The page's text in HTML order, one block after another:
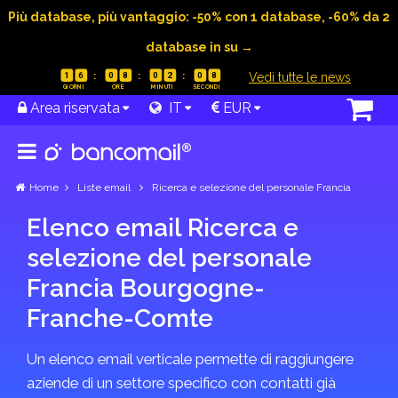
Più database, più vantaggio: -50% con 1 database, -60% da 2
database in su →
1 6 0 8 0 2 0 8 Vedi tutte le news
Area riservata IT EUR
Home Liste email Ricerca e selezione del personale Francia
Elenco email Ricerca e
selezione del personale
Francia Bourgogne-
Franche-Comte
Un elenco email verticale permette di raggiungere
aziende di un settore specifico con contatti già